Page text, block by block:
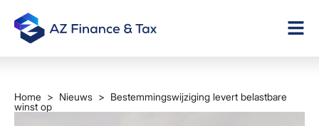
Home > Nieuws > Bestemmingswijziging levert belastbare
winst op